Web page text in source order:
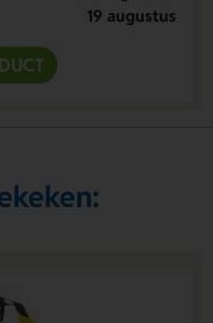
19 augustus